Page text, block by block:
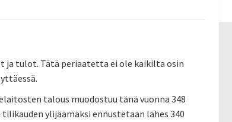
ja tulot. Tätä periaatetta ei ole kaikilta osin
talous muodostuu tänä vuonna 348
ylijäämäksi ennustetaan lähes 340